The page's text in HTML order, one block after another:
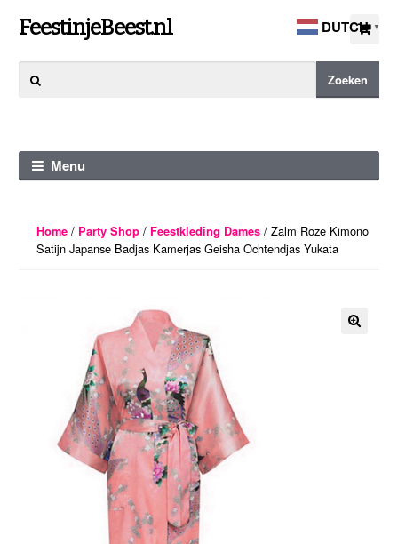
Ga
naar
navigatie
Ga
naar
de
FeestinjeBeest.nl
naar:
Zoeken
Menu
Home/ Party Shop/ Feestkleding Dames/ Zalm Roze Kimono
Satijn Japanse Badjas Kamerjas Geisha Ochtendjas Yukata
DUTCH ▼